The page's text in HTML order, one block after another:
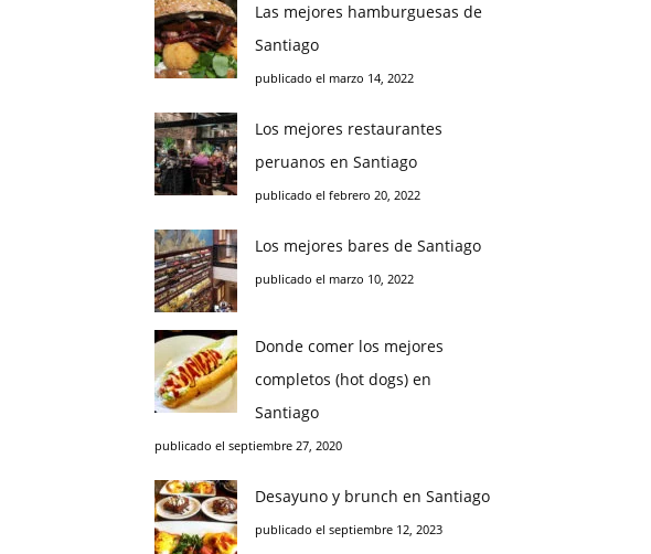
Las mejores hamburguesas de
Santiago
publicado el marzo 14, 2022
Los mejores restaurantes
peruanos en Santiago
publicado el febrero 20, 2022
Los mejores bares de Santiago
publicado el marzo 10, 2022
Donde comer los mejores
completos (hot dogs) en
Santiago
publicado el septiembre 27, 2020
Desayuno y brunch en Santiago
publicado el septiembre 12, 2023